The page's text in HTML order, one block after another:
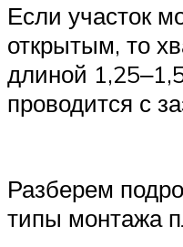
Если участок
открытым, то
длиной
проводится с
Разберем
типы монтажа